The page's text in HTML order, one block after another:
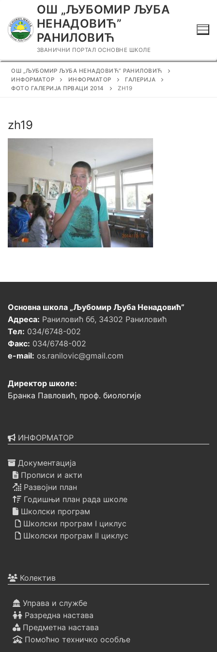
садржаја
ОШ „ЉУБОМИР ЉУБА
НЕНАДОВИЋ”
РАНИЛОВИЋ
ЗВАНИЧНИ ПОРТАЛ ОСНОВНЕ ШКОЛЕ
ОШ „ЉУБОМИР ЉУБА НЕНАДОВИЋ” РАНИЛОВИЋ
ИНФОРМАТОР
ИНФОРМАТОР
ГАЛЕРИЈА
ФОТО ГАЛЕРИЈА ПРВАЦИ 2014
ZH19
zh19
Основна школа „Љубомир Љуба Ненадовић”
Адреса: Раниловић бб, 34302 Раниловић
Тел: 034/6748-002
Факс: 034/6748-002
e-mail: os.ranilovic@gmail.com
Директор школе:
Бранка Павловић, проф. биологије
ИНФОРМАТОР
Документација
Прописи и акти
Развојни план
Годишњи план рада школе
Школски програм
Школски програм I циклус
Школски програм II циклус
Колектив
Управа и службе
Разредна настава
Предметна настава
Помоћно техничко особље